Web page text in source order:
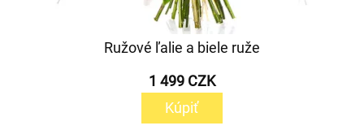
Ružové ľalie a biele ruže
1 499 CZK
Kúpiť